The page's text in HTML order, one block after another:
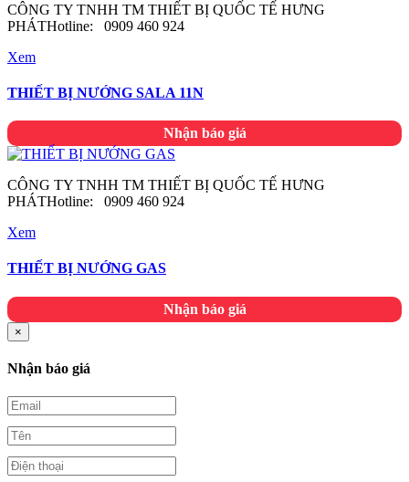
CÔNG TY TNHH TM THIẾT BỊ QUỐC TẾ HƯNG
PHÁTHotline: 0909 460 924
Xem
THIẾT BỊ NƯỚNG SALA 11N
Nhận báo giá
CÔNG TY TNHH TM THIẾT BỊ QUỐC TẾ HƯNG
PHÁTHotline: 0909 460 924
Xem
THIẾT BỊ NƯỚNG GAS
Nhận báo giá
×
Nhận báo giá